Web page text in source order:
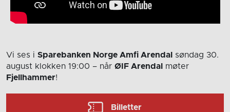
Vi ses i Sparebanken Norge Amfi Arendal
søndag 30.
august klokken 19:00 – når ØIF Arendal
møter
Fjellhammer!
Billetter